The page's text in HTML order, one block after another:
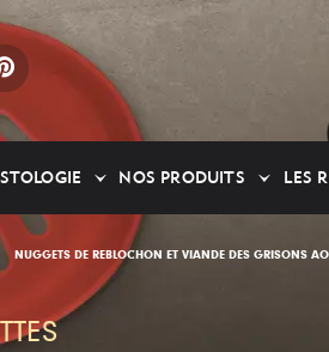
NOS PRODUITS LES
NUGGETS DE REBLOCHON ET VIANDE DES GRISONS